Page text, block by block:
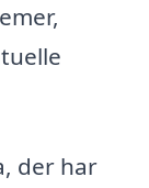
der har